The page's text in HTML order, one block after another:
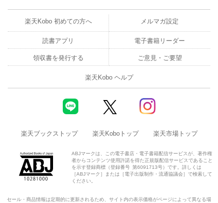
楽天Kobo 初めての方へ メルマガ設定
読書アプリ 電子書籍リーダー
領収書を発行する ご意見・ご要望
楽天Kobo ヘルプ
楽天ブックストップ 楽天Koboトップ 楽天市場トップ
ABJマークは、この電子書店・電子書籍配信サービスが、著作権
者からコンテンツ使用許諾を得た正規版配信サービスであること
を示す登録商標（登録番号 第6091713号）です。詳しくは
［ABJマーク］または［電子出版制作・流通協議会］で検索して
ください。
セール・商品情報は定期的に更新されるため、サイト内の表示価格がページによって異なる場